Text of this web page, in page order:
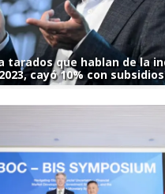
tarados que hablan de la
cayó 10% con